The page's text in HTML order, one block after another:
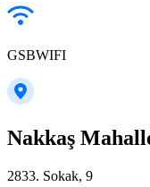
GSBWIFI
Nakkaş
2833. Sokak, 9